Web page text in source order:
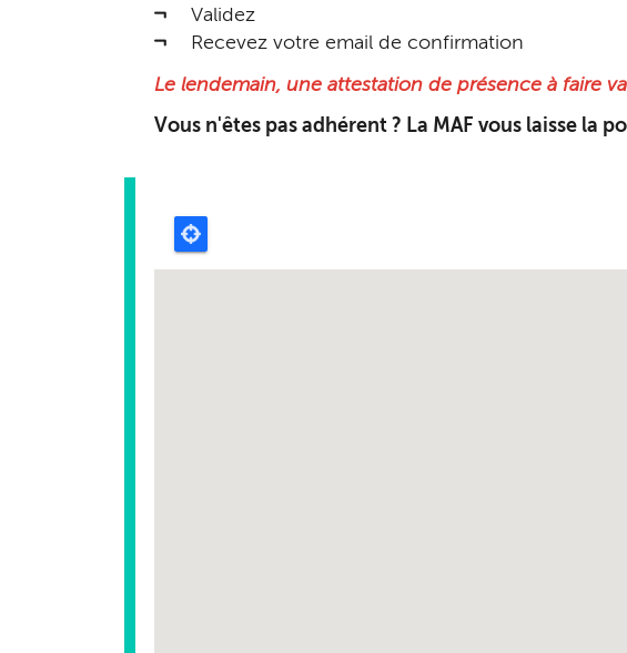
Validez
Recevez votre email de confirmation
Le lendemain, une attestation de présence à faire
Vous n'êtes pas adhérent ? La MAF vous laisse la